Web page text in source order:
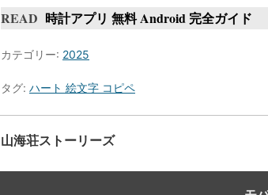
READ 時計アプリ 無料 Android 完全ガイド
カテゴリー: 2025
タグ: ハート 絵文字 コピペ
山海荘ストーリーズ